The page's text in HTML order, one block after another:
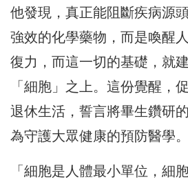
他發現，真正能阻斷疾病源
強效的化學藥物，而是喚醒
復力，而這一切的基礎，就
「細胞」之上。這份覺醒，
退休生活，誓言將畢生鑽研
為守護大眾健康的預防醫學。
「細胞是人體最小單位，細